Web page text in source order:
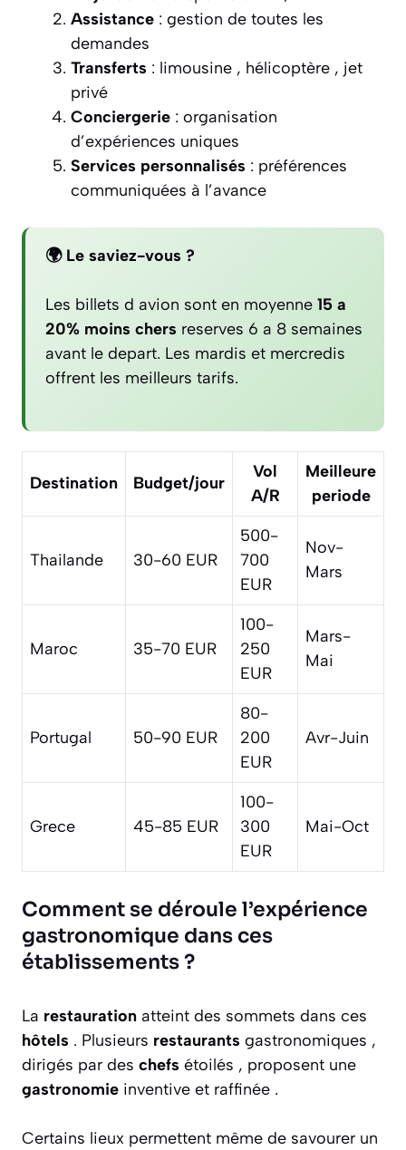
Assistance : gestion de toutes les
demandes
Transferts : limousine , hélicoptère , jet
privé
Conciergerie : organisation
d’expériences uniques
Services personnalisés : préférences
communiquées à l’avance
🌍 Le saviez-vous ?
Les billets d avion sont en moyenne 15 a
20% moins chers reserves 6 a 8 semaines
avant le depart. Les mardis et mercredis
offrent les meilleurs tarifs.
Destination Budget/jour
Vol
A/R
Meilleure
periode
Thailande 30-60 EUR
500-
700
EUR
Nov-
Mars
Maroc 35-70 EUR
100-
250
EUR
Mars-
Mai
Portugal 50-90 EUR
80-
200
EUR
Avr-Juin
Grece 45-85 EUR
100-
300
EUR
Mai-Oct
Comment se déroule l’expérience
gastronomique dans ces
établissements ?
La restauration atteint des sommets dans ces
hôtels . Plusieurs restaurants gastronomiques ,
dirigés par des chefs étoilés , proposent une
gastronomie inventive et raffinée .
Certains lieux permettent même de savourer un